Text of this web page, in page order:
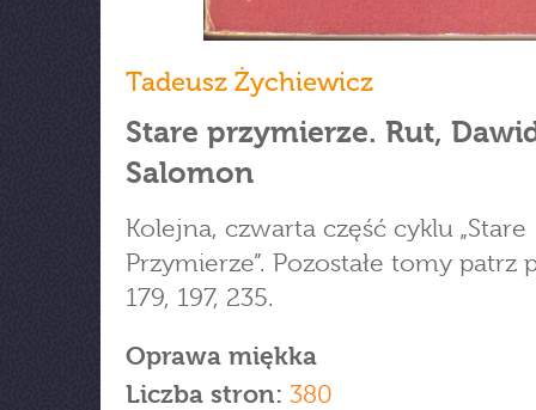
Tadeusz Żychiewicz
Stare przymierze. Rut,
Salomon
Kolejna, czwarta część cyklu „Stare
Przymierze”. Pozostałe tomy patrz
179, 197, 235.
Oprawa miękka
Liczba stron: 380